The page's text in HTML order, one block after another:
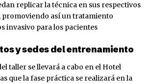
replicar la técnica en sus respectivos
promoviendo así un tratamiento
invasivo para los pacientes
y sedes del entrenamiento
taller se llevará a cabo en el Hotel
que la fase práctica se realizará en la